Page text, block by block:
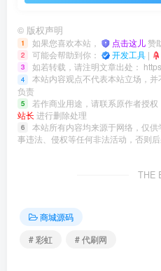
© 版权声明
1 如果您喜欢本站， 点击这儿赞
2 可能会帮助到你： 开发工具 |
3 如若转载，请注明文章出处：
4
本站内容观点不代表本站立场，
负责
5 若作商业用途，请联系原作者授
站长 进行删除处理
6
本站所有内容均来源于网络，仅
事违法、侵权等任何非法活动，否则
THE
商城源码
# 彩虹
# 代刷网